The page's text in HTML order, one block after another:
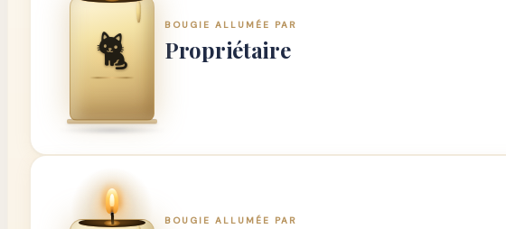
🐈
BOUGIE ALLUMÉE PAR
Propriétaire
BOUGIE ALLUMÉE PAR